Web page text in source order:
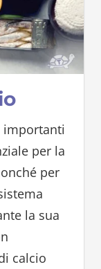
importanti
per la
per
la sua
calcio